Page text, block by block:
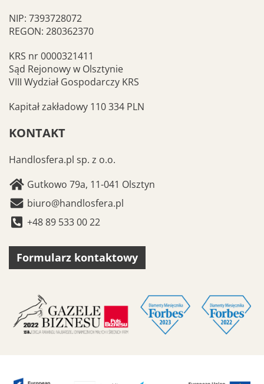
NIP: 7393728072
REGON: 280362370
KRS nr 0000321411
Sąd Rejonowy w Olsztynie
VIII Wydział Gospodarczy KRS
Kapitał zakładowy 110 334 PLN
KONTAKT
Handlosfera.pl sp. z o.o.
Gutkowo 79a, 11-041 Olsztyn
biuro@handlosfera.pl
+48 89 533 00 22
Formularz kontaktowy